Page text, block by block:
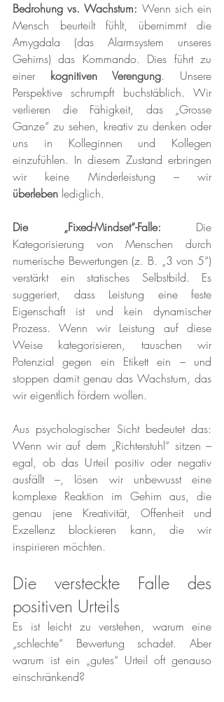
Bedrohung vs. Wachstum: Wenn sich ein
Mensch beurteilt fühlt, übernimmt die
Amygdala (das Alarmsystem unseres
Gehirns) das Kommando. Dies führt zu
einer kognitiven Verengung. Unsere
Perspektive schrumpft buchstäblich. Wir
verlieren die Fähigkeit, das „Grosse
Ganze“ zu sehen, kreativ zu denken oder
uns in Kolleginnen und Kollegen
einzufühlen. In diesem Zustand erbringen
wir keine Minderleistung – wir
überleben lediglich.
Die „Fixed-Mindset“-Falle: Die
Kategorisierung von Menschen durch
numerische Bewertungen (z. B. „3 von 5“)
verstärkt ein statisches Selbstbild. Es
suggeriert, dass Leistung eine feste
Eigenschaft ist und kein dynamischer
Prozess. Wenn wir Leistung auf diese
Weise kategorisieren, tauschen wir
Potenzial gegen ein Etikett ein – und
stoppen damit genau das Wachstum, das
wir eigentlich fördern wollen.
Aus psychologischer Sicht bedeutet das:
Wenn wir auf dem „Richterstuhl“ sitzen –
egal, ob das Urteil positiv oder negativ
ausfällt –, lösen wir unbewusst eine
komplexe Reaktion im Gehirn aus, die
genau jene Kreativität, Offenheit und
Exzellenz blockieren kann, die wir
inspirieren möchten.
Die versteckte Falle des
positiven Urteils
Es ist leicht zu verstehen, warum eine
„schlechte“ Bewertung schadet. Aber
warum ist ein „gutes“ Urteil oft genauso
einschränkend?